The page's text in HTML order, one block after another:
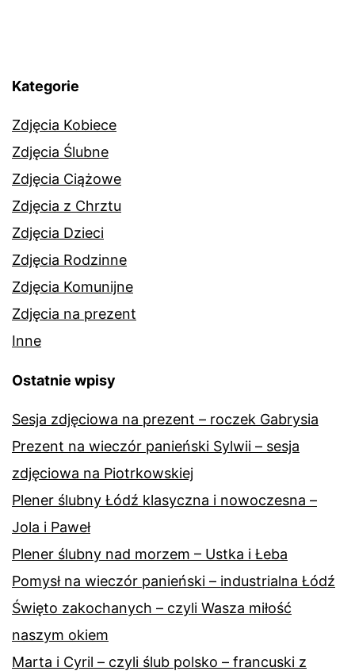
Kategorie
Zdjęcia Kobiece
Zdjęcia Ślubne
Zdjęcia Ciążowe
Zdjęcia z Chrztu
Zdjęcia Dzieci
Zdjęcia Rodzinne
Zdjęcia Komunijne
Zdjęcia na prezent
Inne
Ostatnie wpisy
Sesja zdjęciowa na prezent – roczek Gabrysia
Prezent na wieczór panieński Sylwii – sesja
zdjęciowa na Piotrkowskiej
Plener ślubny Łódź klasyczna i nowoczesna –
Jola i Paweł
Plener ślubny nad morzem – Ustka i Łeba
Pomysł na wieczór panieński – industrialna Łódź
Święto zakochanych – czyli Wasza miłość
naszym okiem
Marta i Cyril – czyli ślub polsko – francuski z